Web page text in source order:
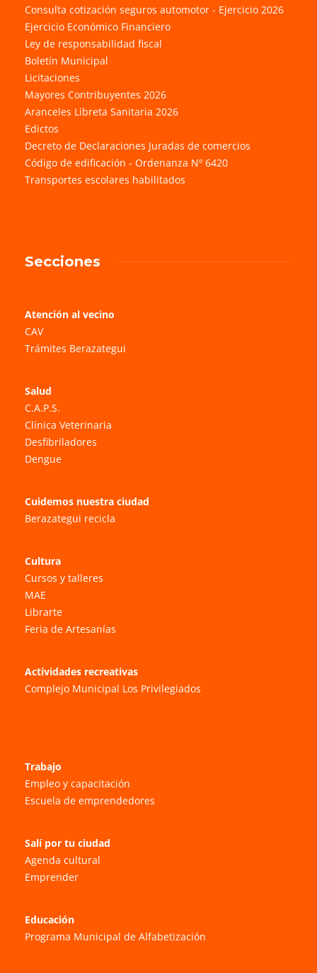
Consulta cotización seguros automotor - Ejercicio 2026
Ejercicio Económico Financiero
Ley de responsabilidad fiscal
Boletín Municipal
Licitaciones
Mayores Contribuyentes 2026
Aranceles Libreta Sanitaria 2026
Edictos
Decreto de Declaraciones Juradas de comercios
Código de edificación - Ordenanza Nº 6420
Transportes escolares habilitados
Secciones
Atención al vecino
CAV
Trámites Berazategui
Salud
C.A.P.S.
Clínica Veterinaria
Desfibriladores
Dengue
Cuidemos nuestra ciudad
Berazategui recicla
Cultura
Cursos y talleres
MAE
Librarte
Feria de Artesanías
Actividades recreativas
Complejo Municipal Los Privilegiados
Trabajo
Empleo y capacitación
Escuela de emprendedores
Salí por tu ciudad
Agenda cultural
Emprender
Educación
Programa Municipal de Alfabetización